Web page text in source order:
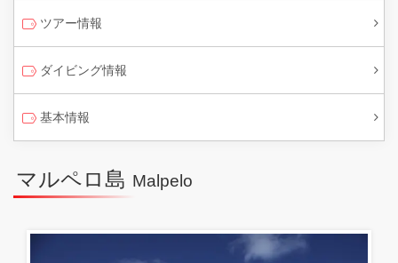
ツアー情報
ダイビング情報
基本情報
マルペロ島 Malpelo